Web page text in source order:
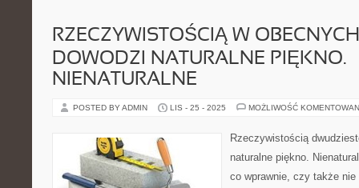
RZECZYWISTOŚCIĄ W
DOWODZI NATURALNE PIĘKNO.
NIENATURALNE
POSTED BY ADMIN LIS - 25 - 2025 MOŻLIWOŚĆ
Rzeczywistością
naturalne piękno.
co wprawnie, czy także